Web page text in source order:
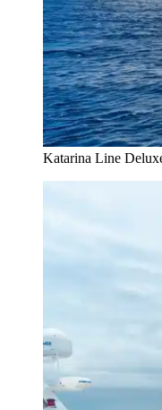
Katarina Line